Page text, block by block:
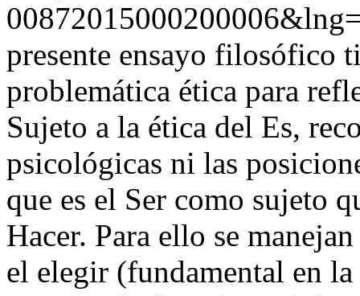
presente ensayo filosófico
problemática ética para
Sujeto a la ética del Es,
psicológicas ni las
que es el Ser como sujeto
Hacer. Para ello se
el elegir (fundamental en